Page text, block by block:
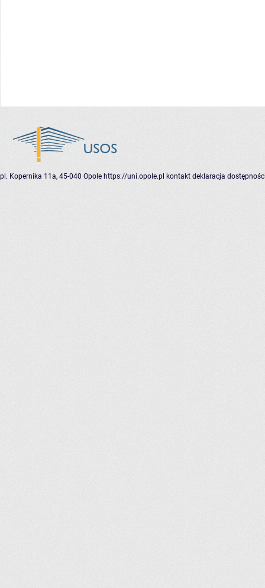
pl. Kopernika 11a, 45-040 Opole https://uni.opole.pl kontakt deklaracja